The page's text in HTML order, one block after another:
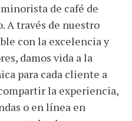
de café de
A través de nuestro
con la excelencia y
damos vida a la
para cada cliente a
la experiencia,
o en línea en